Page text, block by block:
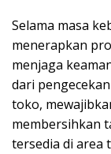
Selama masa
menerapkan
menjaga
dari
toko,
membersihkan
tersedia di area